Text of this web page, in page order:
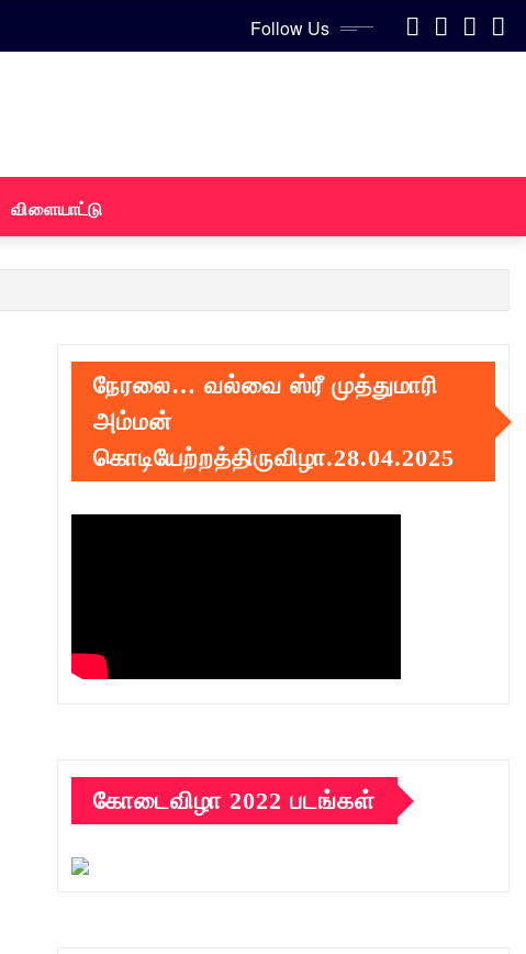
Follow Us
விளையாட்டு
நேரலை… வல்வை ஸ்ரீ முத்துமாரி
அம்மன்
கொடியேற்றத்திருவிழா.28.04.2025
கோடைவிழா 2022 படங்கள்